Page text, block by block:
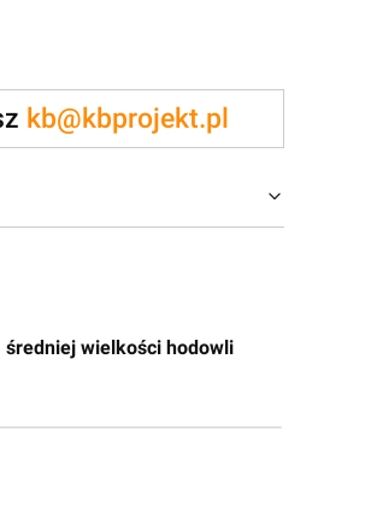
kb@kbprojekt.pl
średniej wielkości hodowli